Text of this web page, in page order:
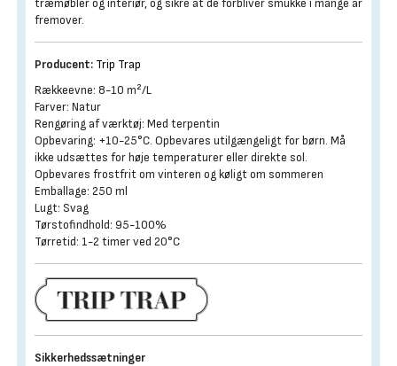
træmøbler og interiør, og sikre at de forbliver smukke i mange år
fremover.
Producent: Trip Trap
Rækkeevne: 8-10 m²/L
Farver: Natur
Rengøring af værktøj: Med terpentin
Opbevaring: +10-25°C. Opbevares utilgængeligt for børn. Må
ikke udsættes for høje temperaturer eller direkte sol.
Opbevares frostfrit om vinteren og køligt om sommeren
Emballage: 250 ml
Lugt: Svag
Tørstofindhold: 95-100%
Tørretid: 1-2 timer ved 20°C
Sikkerhedssætninger